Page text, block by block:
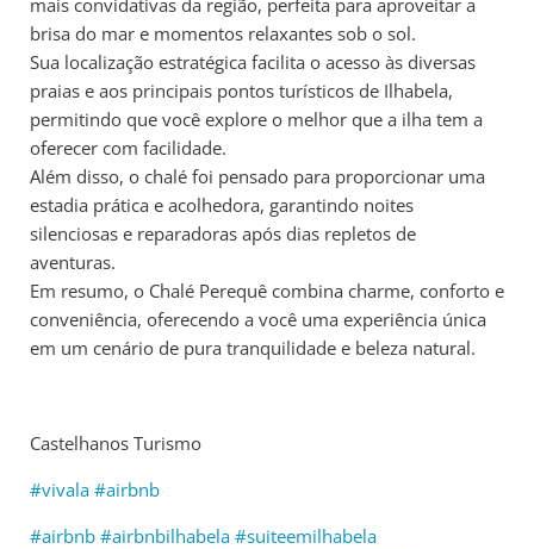
mais convidativas da região, perfeita para aproveitar a
brisa do mar e momentos relaxantes sob o sol.
Sua localização estratégica facilita o acesso às diversas
praias e aos principais pontos turísticos de Ilhabela,
permitindo que você explore o melhor que a ilha tem a
oferecer com facilidade.
Além disso, o chalé foi pensado para proporcionar uma
estadia prática e acolhedora, garantindo noites
silenciosas e reparadoras após dias repletos de
aventuras.
Em resumo, o Chalé Perequê combina charme, conforto e
conveniência, oferecendo a você uma experiência única
em um cenário de pura tranquilidade e beleza natural.
Castelhanos Turismo
#vivala #airbnb
#airbnb #airbnbilhabela #suiteemilhabela